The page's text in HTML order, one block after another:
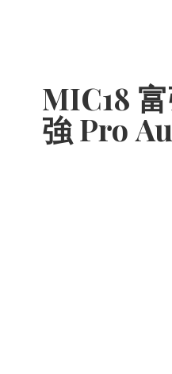
MIC18
強 Pro